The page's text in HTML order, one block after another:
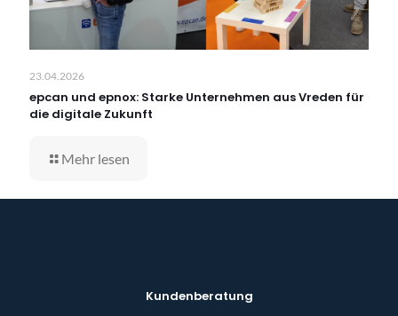
23.04.2026
epcan und epnox: Starke Unternehmen aus Vreden für
die digitale Zukunft
Mehr lesen
Kundenberatung